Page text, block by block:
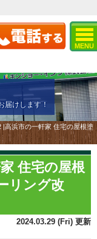
MENU
届けします！
|高浜市の一軒家 住宅の屋根塗
住宅の屋根
リング改
2024.03.29 (Fri) 更新